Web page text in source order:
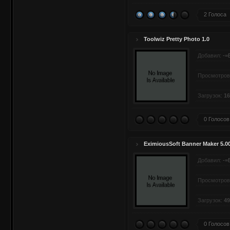
2 Голоса
Toolwiz Pretty Photo 1.0
Добавил: -
Загрузок:
0 Голосов
EximiousSoft Banner Maker
Добавил: -
Загрузок: 49
0 Голосов